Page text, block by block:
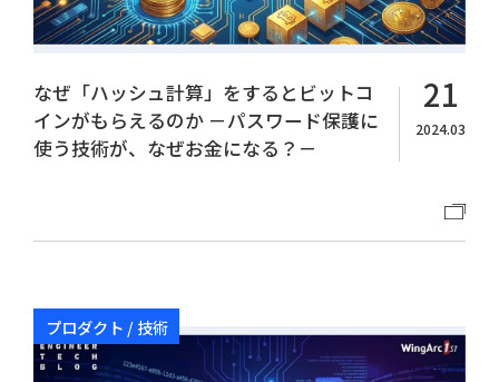
なぜ「ハッシュ計算」をするとビットコ
インがもらえるのか －パスワード保護に
使う技術が、なぜお金になる？－
21
2024.03
プロダクト / 技術